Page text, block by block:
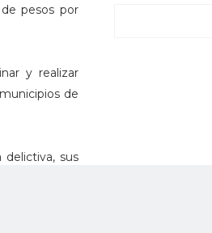
pesos por
y realizar
de
sus